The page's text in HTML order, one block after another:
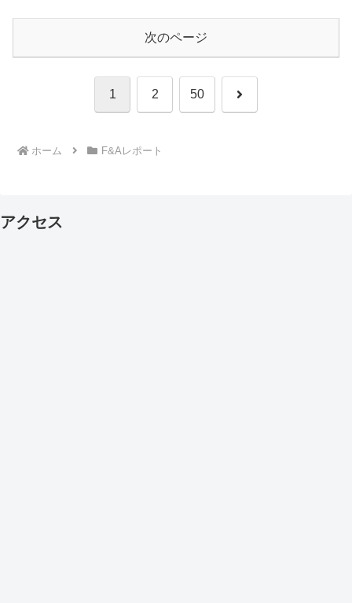
次のページ
1 2 50 次
ホーム F&Aレポート
アクセス